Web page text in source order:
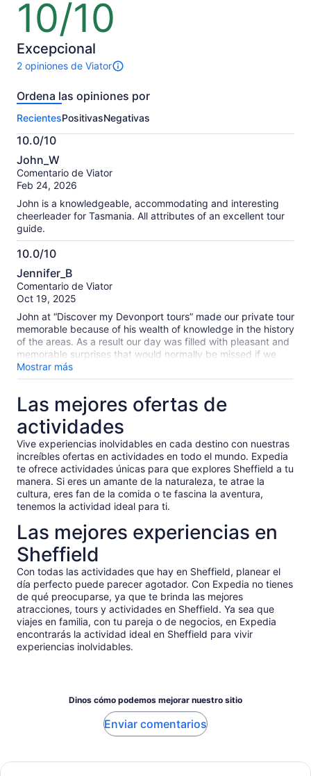
10/10
10
10
Excepcional
2 opiniones de Viator
Hay
opiniones
esta
actividad.
Más
información
sobre
nuestras
verificadas
Ordena las opiniones por
RecientesPositivasNegativas
10.0/10
10.0
de
10
John_W
Comentario de Viator
Feb 24, 2026
John is a knowledgeable, accommodating and interesting
cheerleader for Tasmania. All attributes of an excellent tour
guide.
10.0/10
10.0
de
10
Jennifer_B
Comentario de Viator
Oct 19, 2025
John at “Discover my Devonport tours” made our private tour
memorable because of his wealth of knowledge in the history
of the areas. As a result our day was filled with pleasant and
memorable surprises that would normally be missed if we
were touring on your own or being with a larger group. We
recommend John’s personalized services to obtain a truly
Mostrar más
Las mejores ofertas de
actividades
Vive experiencias inolvidables en cada destino con nuestras
increíbles ofertas en actividades en todo el mundo. Expedia
te ofrece actividades únicas para que explores Sheffield a tu
manera. Si eres un amante de la naturaleza, te atrae la
cultura, eres fan de la comida o te fascina la aventura,
tenemos la actividad ideal para ti.
Las mejores experiencias en
Sheffield
Con todas las actividades que hay en Sheffield, planear el
día perfecto puede parecer agotador. Con Expedia no tienes
de qué preocuparse, ya que te brinda las mejores
atracciones, tours y actividades en Sheffield. Ya sea que
viajes en familia, con tu pareja o de negocios, en Expedia
encontrarás la actividad ideal en Sheffield para vivir
experiencias inolvidables.
Dinos cómo podemos mejorar nuestro sitio
Enviar comentarios